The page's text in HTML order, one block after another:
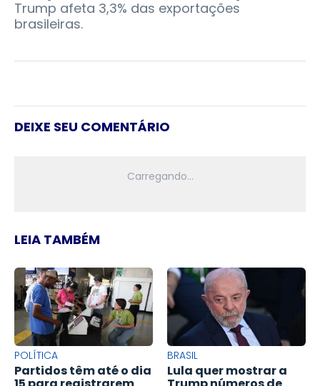
Trump afeta 3,3% das exportações
brasileiras.
DEIXE SEU COMENTÁRIO
LEIA TAMBÉM
POLÍTICA
Partidos têm até o dia
BRASIL
Lula quer mostrar a